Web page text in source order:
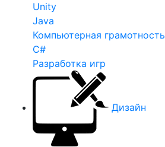
Unity
Java
Компьютерная грамотность
C#
Разработка игр
Дизайн